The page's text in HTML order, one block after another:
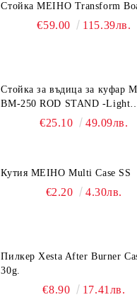
Стойка MEIHO Transform
€59.00 115.39лв.
Стойка за въдица за куфар
BM-250 ROD STAND -Light
Blue/Black color
€25.10 49.09лв.
Кутия MEIHO Multi Case SS
€2.20 4.30лв.
Пилкер Xesta After Burner
30g.
€8.90 17.41лв.